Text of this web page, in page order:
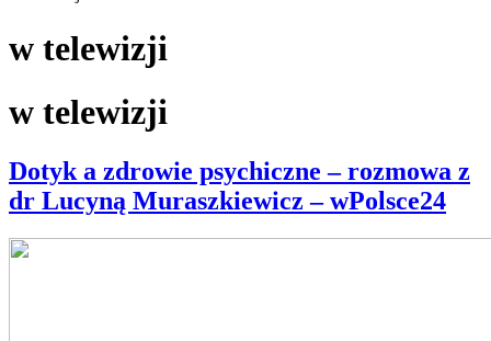
w telewizji
w telewizji
Dotyk a zdrowie psychiczne – rozmowa z
dr Lucyną Muraszkiewicz – wPolsce24